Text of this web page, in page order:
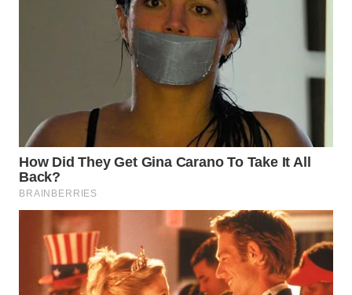
WN
SUMEDANG
WN
CIANJUR
WN
KEPULAUAN
SERIBU